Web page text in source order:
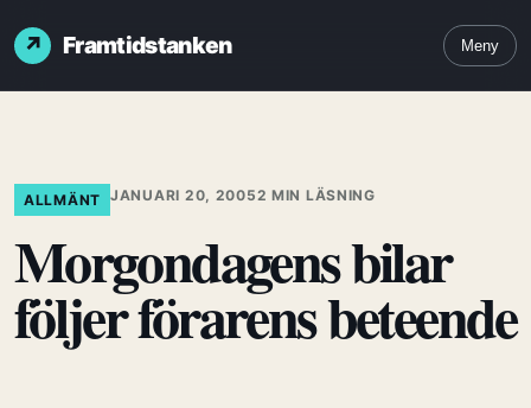
Framtidstanken Meny
ALLMÄNT JANUARI 20, 20052 MIN LÄSNING
Morgondagens bilar
följer förarens beteende